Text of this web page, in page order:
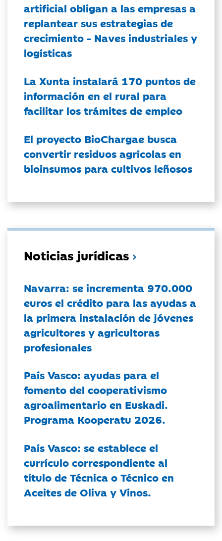
artificial obligan a las empresas a
replantear sus estrategias de
crecimiento - Naves industriales y
logísticas
La Xunta instalará 170 puntos de
información en el rural para
facilitar los trámites de empleo
El proyecto BioChargae busca
convertir residuos agrícolas en
bioinsumos para cultivos leñosos
Noticias jurídicas
Navarra: se incrementa 970.000
euros el crédito para las ayudas a
la primera instalación de jóvenes
agricultores y agricultoras
profesionales
País Vasco: ayudas para el
fomento del cooperativismo
agroalimentario en Euskadi.
Programa Kooperatu 2026.
País Vasco: se establece el
currículo correspondiente al
título de Técnica o Técnico en
Aceites de Oliva y Vinos.